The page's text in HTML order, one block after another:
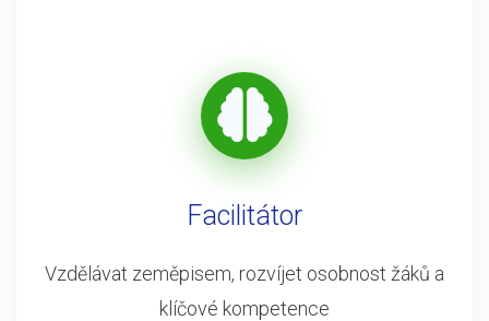
Facilitátor
Vzdělávat zeměpisem, rozvíjet osobnost žáků a
klíčové kompetence